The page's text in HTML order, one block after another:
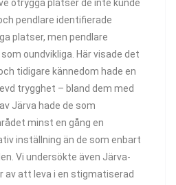
otrygga platser de inte kunde
pendlare identifierade
platser, men pendlare
oundvikliga. Här visade det
tidigare kännedom hade en
trygghet – bland dem med
Järva hade de som
minst en gång en
inställning än de som enbart
Vi undersökte även Järva-
av att leva i en stigmatiserad